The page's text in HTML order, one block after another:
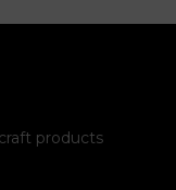
products